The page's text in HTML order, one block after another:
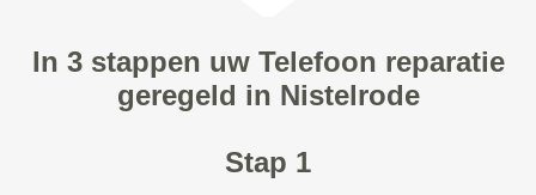
In 3 stappen uw Telefoon reparatie
geregeld in Nistelrode
Stap 1